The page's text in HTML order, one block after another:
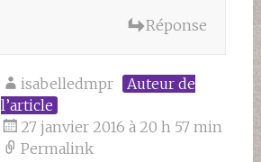
Réponse
isabelledmpr
Auteur de
l’article
27 janvier 2016 à 20 h 57 min
Permalink